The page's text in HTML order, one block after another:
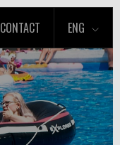
CONTACT ENG